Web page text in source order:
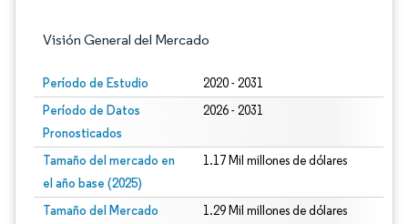
Visión General del Mercado
Período de Estudio 2020 - 2031
Período de Datos
Pronosticados
2026 - 2031
Tamaño del mercado en
el año base (2025)
1.17 Mil millones de dólares
Tamaño del Mercado
1.29 Mil millones de dólares